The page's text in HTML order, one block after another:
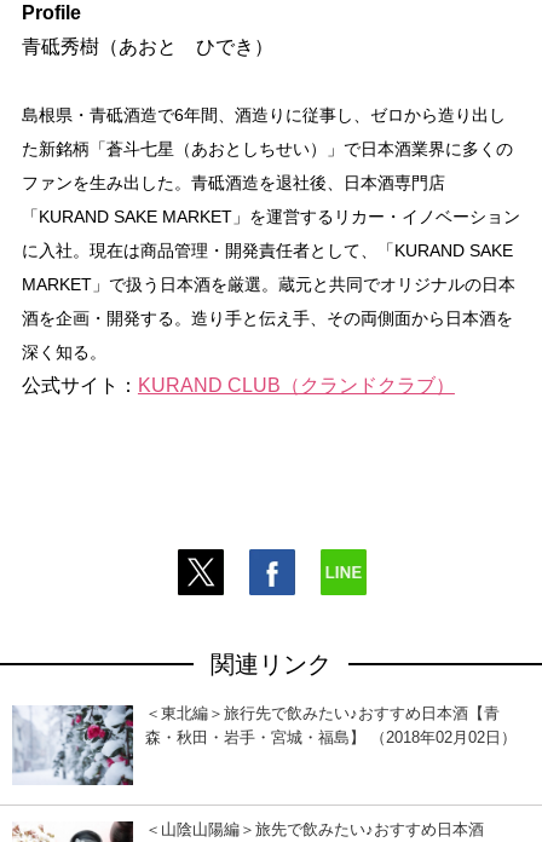
Profile
青砥秀樹（あおと ひでき）
島根県・青砥酒造で6年間、酒造りに従事し、ゼロから造り出し
た新銘柄「蒼斗七星（あおとしちせい）」で日本酒業界に多くの
ファンを生み出した。青砥酒造を退社後、日本酒専門店
「KURAND SAKE MARKET」を運営するリカー・イノベーション
に入社。現在は商品管理・開発責任者として、「KURAND SAKE
MARKET」で扱う日本酒を厳選。蔵元と共同でオリジナルの日本
酒を企画・開発する。造り手と伝え手、その両側面から日本酒を
深く知る。
公式サイト： KURAND CLUB（クランドクラブ）
関連リンク
＜東北編＞旅行先で飲みたい♪おすすめ日本酒【青
森・秋田・岩手・宮城・福島】 （2018年02月02日）
＜山陰山陽編＞旅先で飲みたい♪おすすめ日本酒